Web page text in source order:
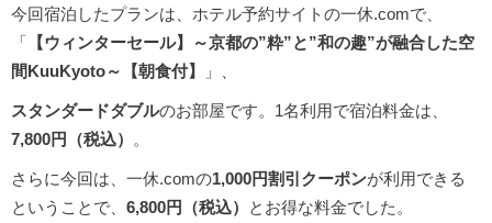
今回宿泊したプランは、ホテル予約サイトの一休.comで、
「 【ウィンターセール】～京都の”粋”と”和の趣”が融合した空
間KuuKyoto～【朝食付】
」、
スタンダードダブルのお部屋です。1名利用で宿泊料金は、
7,800円（税込）
。
さらに今回は、一休.comの1,000円割引クーポンが利用できる
ということで、 6,800円（税込） とお得な料金でした。